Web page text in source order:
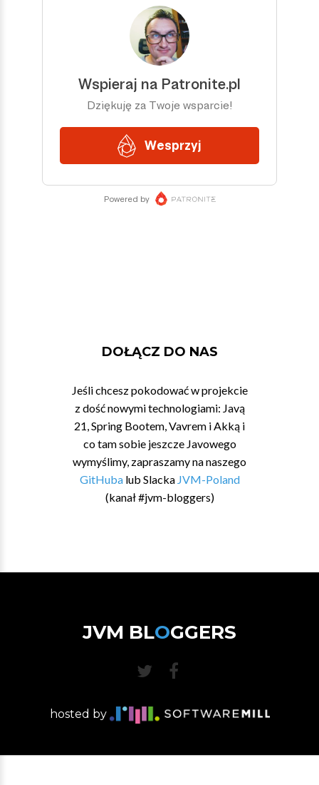
DOŁĄCZ DO NAS
Jeśli chcesz pokodować w projekcie
z dość nowymi technologiami: Javą
21, Spring Bootem, Vavrem i Akką i
co tam sobie jeszcze Javowego
wymyślimy, zapraszamy na naszego
GitHubalub Slacka JVM-Poland
(kanał #jvm-bloggers)
JVM BLOGGERS
hosted by